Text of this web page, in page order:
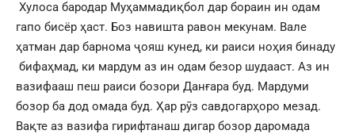
Хулоса бародар Муҳаммадиқбол дар бораин ин одам
гапо бисёр ҳаст. Боз навишта равон мекунам. Вале
ҳатман дар барнома ҷояш кунед, ки раиси ноҳия бинаду
бифаҳмад, ки мардум аз ин одам безор шудааст. Аз ин
вазифааш пеш раиси бозори Данғара буд. Мардуми
бозор ба дод омада буд. Ҳар рӯз савдогарҳоро мезад.
Вақте аз вазифа гирифтанаш дигар бозор даромада